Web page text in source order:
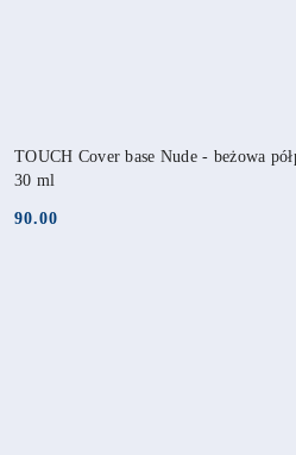
TOUCH Cover base Nude - beżowa
30 ml
Cena:
90.00